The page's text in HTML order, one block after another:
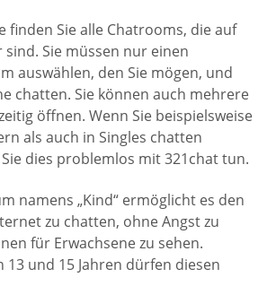
finden Sie alle Chatrooms, die auf
Sie müssen nur einen
auswählen, den Sie mögen, und
chatten. Sie können auch mehrere
öffnen. Wenn Sie beispielsweise
als auch in Singles chatten
dies problemlos mit 321chat tun.
namens „Kind“ ermöglicht es den
zu chatten, ohne Angst zu
für Erwachsene zu sehen.
13 und 15 Jahren dürfen diesen